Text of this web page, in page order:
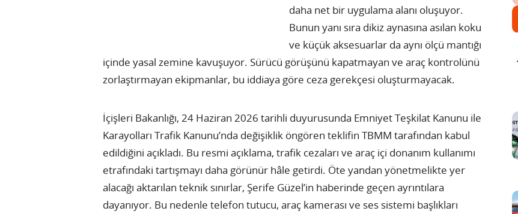
daha net bir uygulama alanı oluşuyor.
Bunun yanı sıra dikiz aynasına asılan koku
ve küçük aksesuarlar da aynı ölçü mantığı
içinde yasal zemine kavuşuyor. Sürücü görüşünü kapatmayan ve araç kontrolünü
zorlaştırmayan ekipmanlar, bu iddiaya göre ceza gerekçesi oluşturmayacak.
İçişleri Bakanlığı, 24 Haziran 2026 tarihli duyurusunda Emniyet Teşkilat Kanunu ile
Karayolları Trafik Kanunu’nda değişiklik öngören teklifin TBMM tarafından kabul
edildiğini açıkladı. Bu resmi açıklama, trafik cezaları ve araç içi donanım kullanımı
etrafındaki tartışmayı daha görünür hâle getirdi. Öte yandan yönetmelikte yer
alacağı aktarılan teknik sınırlar, Şerife Güzel’in haberinde geçen ayrıntılara
dayanıyor. Bu nedenle telefon tutucu, araç kamerası ve ses sistemi başlıkları